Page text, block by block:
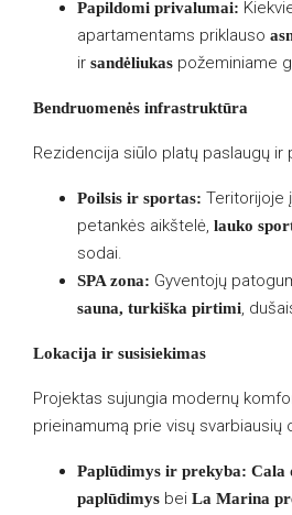
Papildomi privalumai:
apartamentams priklauso
ir sandėliukas požeminiame
Bendruomenės infrastruktūra
Rezidencija siūlo platų paslaugų ir
Poilsis ir sportas: Teritorijoje
petankės aikštelė, lauko
sodai.
SPA zona: Gyventojų
sauna, turkiška pirtimi,
Lokacija ir susisiekimas
Projektas sujungia modernų
prieinamumą prie visų svarbiausių
Paplūdimys ir prekyba: Cala
paplūdimys bei La Marina